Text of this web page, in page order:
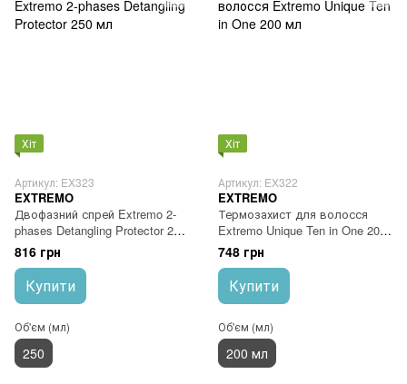
Хіт
Артикул: EX323
EXTREMO
Двофазний спрей Extremo 2-
phases Detangling Protector 250
мл
816 грн
Купити
Об'єм (мл)
250
Хіт
Артикул: EX322
EXTREMO
Термозахист для волосся
Extremo Unique Ten in One 200
мл
748 грн
Купити
Об'єм (мл)
200 мл